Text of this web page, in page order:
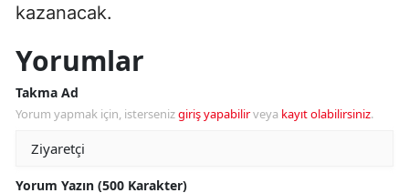
kazanacak.
Yorumlar
Takma Ad
Yorum yapmak için, istersenizgiriş yapabilirveya kayıt olabilirsiniz.
Yorum Yazın (500 Karakter)